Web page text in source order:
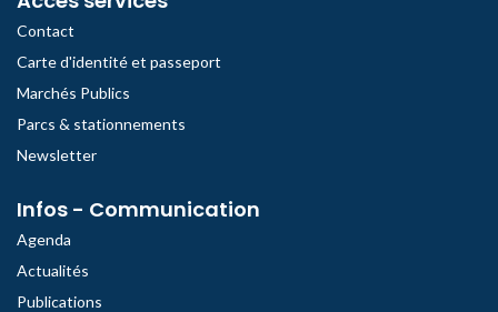
Contact
Carte d'identité et passeport
Marchés Publics
Parcs & stationnements
Newsletter
Infos - Communication
Agenda
Actualités
Publications